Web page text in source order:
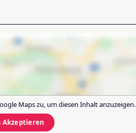
Mapszu, um diesen Inhalt anzuzeigen.
Akzeptieren